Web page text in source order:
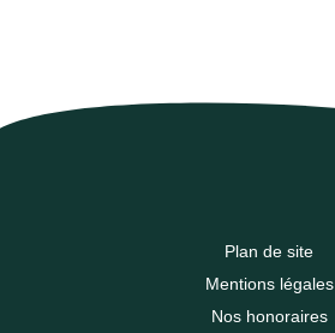
Plan de site
Mentions légales
Nos honoraires